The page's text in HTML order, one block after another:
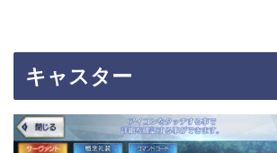
キャスター